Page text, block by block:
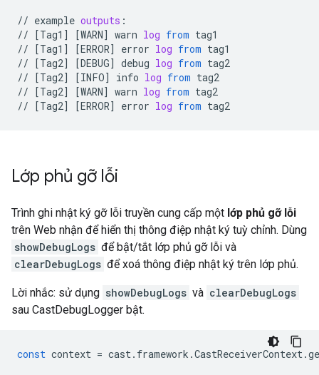
// example outputs :
//
[Tag1 ] [WARN] warn log from tag1
//
[Tag1 ] [ERROR] error log from tag1
//
[Tag2] [DEBUG] debug log from tag2
//
[Tag2] [INFO] info log from tag2
//
[Tag2] [WARN] warn log from tag2
//
[Tag2] [ERROR] error log from tag2
Lớp phủ gỡ lỗi
Trình ghi nhật ký gỡ lỗi truyền cung cấp một lớp phủ gỡ lỗi
trên Web nhận để hiển thị thông điệp nhật ký tuỳ chỉnh. Dùng
showDebugLogs để bật/tắt lớp phủ gỡ lỗi và
clearDebugLogs để xoá thông điệp nhật ký trên lớp phủ.
Lời nhắc: sử dụng showDebugLogs và clearDebugLogs
sau CastDebugLogger bật.
const context = cast. framework .CastReceiverContext.